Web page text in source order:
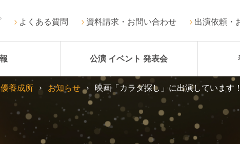
よくある質問 資料請求・お問い合わせ 出演依頼・
公演 イベント 発表会
養成所 お知らせ 映画「カラダ探し」に出演しています！